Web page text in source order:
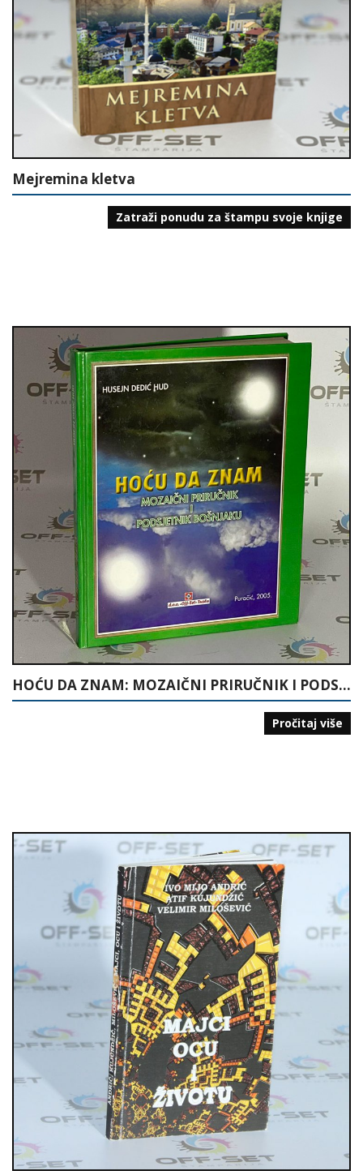
Mejremina kletva
Zatraži ponudu za štampu svoje knjige
HOĆU DA ZNAM: MOZAIČNI PRIRUČNIK I PODSJETNIK BOŠNJAKU
Pročitaj više